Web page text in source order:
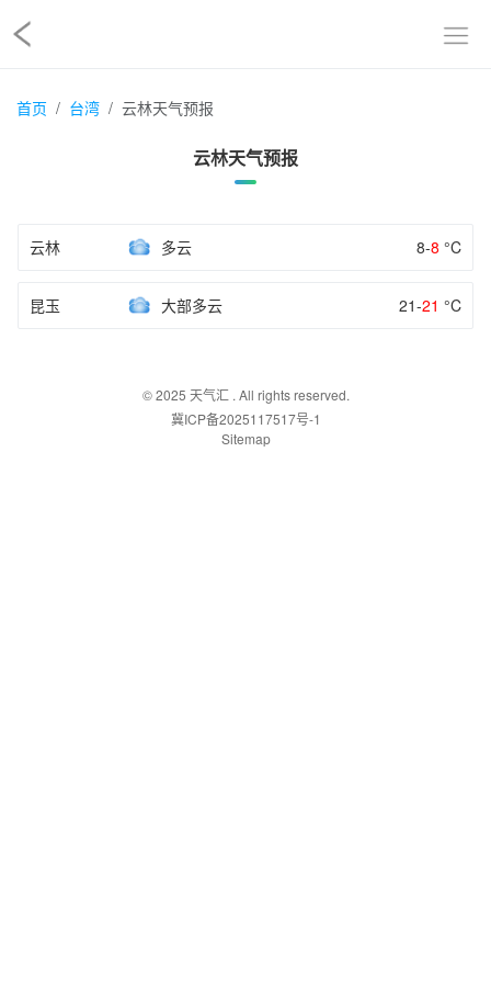
首页 台湾 云林天气预报
云林天气预报
云林 多云 8-8 °C
昆玉 大部多云 21-21 °C
© 2025 天气汇. All rights reserved.
冀ICP备2025117517号-1
Sitemap